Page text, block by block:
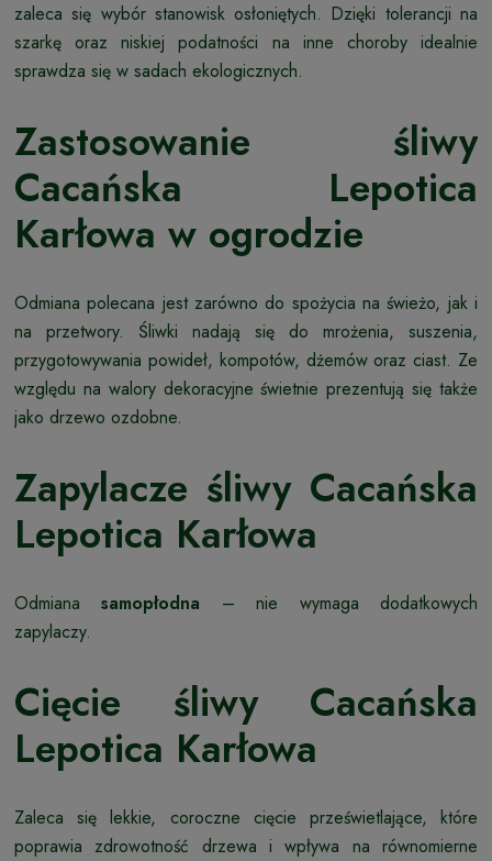
zaleca się wybór stanowisk osłoniętych. Dzięki tolerancji na
szarkę oraz niskiej podatności na inne choroby idealnie
sprawdza się w sadach ekologicznych.
Zastosowanie śliwy
Cacańska Lepotica
Karłowa w ogrodzie
Odmiana polecana jest zarówno do spożycia na świeżo, jak i
na przetwory. Śliwki nadają się do mrożenia, suszenia,
przygotowywania powideł, kompotów, dżemów oraz ciast. Ze
względu na walory dekoracyjne świetnie prezentują się także
jako drzewo ozdobne.
Zapylacze śliwy Cacańska
Lepotica Karłowa
Odmianasamopłodna – nie wymaga dodatkowych
zapylaczy.
Cięcie śliwy Cacańska
Lepotica Karłowa
Zaleca się lekkie, coroczne cięcie prześwietlające, które
poprawia zdrowotność drzewa i wpływa na równomierne